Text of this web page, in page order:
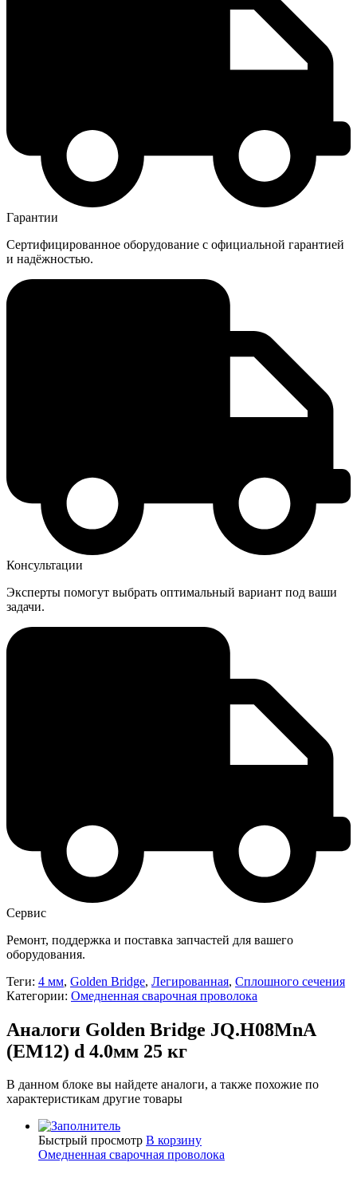
Гарантии
Сертифицированное оборудование с официальной гарантией
и надёжностью.
Консультации
Эксперты помогут выбрать оптимальный вариант под ваши
задачи.
Сервис
Ремонт, поддержка и поставка запчастей для вашего
оборудования.
Теги: 4 мм, Golden Bridge, Легированная, Сплошного сечения
Категории: Омедненная сварочная проволока
Аналоги Golden Bridge JQ.H08MnA
(EM12) d 4.0мм 25 кг
В данном блоке вы найдете аналоги, а также похожие по
характеристикам другие товары
Быстрый просмотр В корзину
Омедненная сварочная проволока